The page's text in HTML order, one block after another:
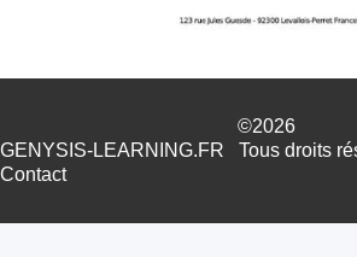
©2026
GENYSIS-LEARNING.FR
Tous droits
Contact